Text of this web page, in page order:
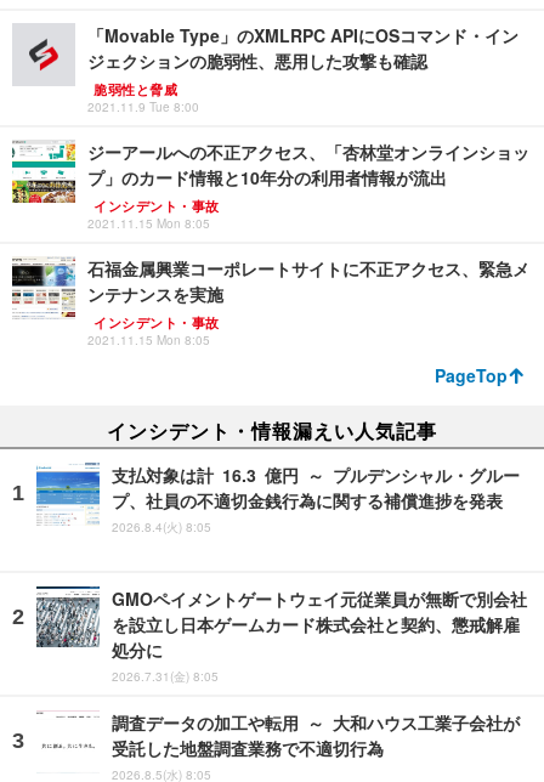
「Movable Type」のXMLRPC APIにOSコマンド・イン
ジェクションの脆弱性、悪用した攻撃も確認
脆弱性と脅威
2021.11.9 Tue 8:00
ジーアールへの不正アクセス、「杏林堂オンラインショッ
プ」のカード情報と10年分の利用者情報が流出
インシデント・事故
2021.11.15 Mon 8:05
石福金属興業コーポレートサイトに不正アクセス、緊急メ
ンテナンスを実施
インシデント・事故
2021.11.15 Mon 8:05
PageTop
インシデント・情報漏えい人気記事
支払対象は計 16.3 億円 ～ プルデンシャル・グルー
プ、社員の不適切金銭行為に関する補償進捗を発表
2026.8.4(火) 8:05
GMOペイメントゲートウェイ元従業員が無断で別会社
を設立し日本ゲームカード株式会社と契約、懲戒解雇
処分に
2026.7.31(金) 8:05
調査データの加工や転用 ～ 大和ハウス工業子会社が
受託した地盤調査業務で不適切行為
2026.8.5(水) 8:05